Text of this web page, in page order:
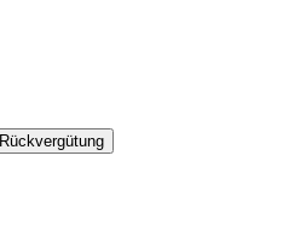
Rückvergütung